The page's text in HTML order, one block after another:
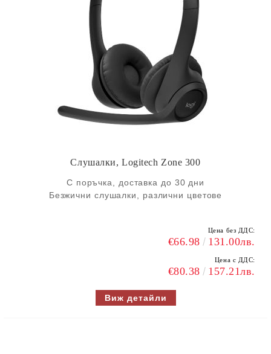
Слушалки, Logitech Zone 300
С поръчка, доставка до 30 дни
Безжични слушалки, различни цветове
Цена без ДДС:
€66.98 131.00лв.
Цена с ДДС:
€80.38 157.21лв.
Виж детайли